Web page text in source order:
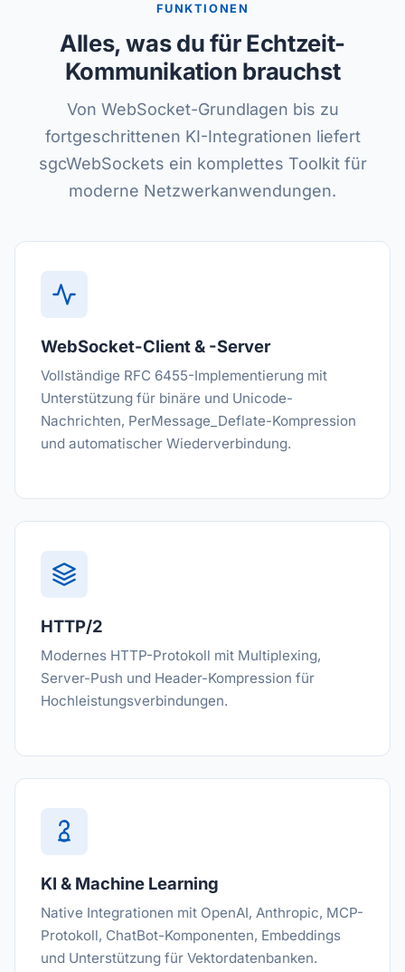
FUNKTIONEN
Alles, was du für Echtzeit-
Kommunikation brauchst
Von WebSocket-Grundlagen bis zu
fortgeschrittenen KI-Integrationen liefert
sgcWebSockets ein komplettes Toolkit für
moderne Netzwerkanwendungen.
WebSocket-Client & -Server
Vollständige RFC 6455-Implementierung mit
Unterstützung für binäre und Unicode-
Nachrichten, PerMessage_Deflate-Kompression
und automatischer Wiederverbindung.
HTTP/2
Modernes HTTP-Protokoll mit Multiplexing,
Server-Push und Header-Kompression für
Hochleistungsverbindungen.
KI & Machine Learning
Native Integrationen mit OpenAI, Anthropic, MCP-
Protokoll, ChatBot-Komponenten, Embeddings
und Unterstützung für Vektordatenbanken.